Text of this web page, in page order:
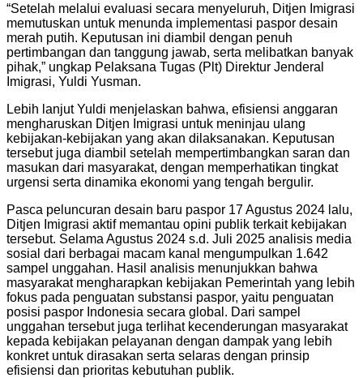
“Setelah melalui evaluasi secara menyeluruh, Ditjen Imigrasi
memutuskan untuk menunda implementasi paspor desain
merah putih. Keputusan ini diambil dengan penuh
pertimbangan dan tanggung jawab, serta melibatkan banyak
pihak,” ungkap Pelaksana Tugas (Plt) Direktur Jenderal
Imigrasi, Yuldi Yusman.
Lebih lanjut Yuldi menjelaskan bahwa, efisiensi anggaran
mengharuskan Ditjen Imigrasi untuk meninjau ulang
kebijakan-kebijakan yang akan dilaksanakan. Keputusan
tersebut juga diambil setelah mempertimbangkan saran dan
masukan dari masyarakat, dengan memperhatikan tingkat
urgensi serta dinamika ekonomi yang tengah bergulir.
Pasca peluncuran desain baru paspor 17 Agustus 2024 lalu,
Ditjen Imigrasi aktif memantau opini publik terkait kebijakan
tersebut. Selama Agustus 2024 s.d. Juli 2025 analisis media
sosial dari berbagai macam kanal mengumpulkan 1.642
sampel unggahan. Hasil analisis menunjukkan bahwa
masyarakat mengharapkan kebijakan Pemerintah yang lebih
fokus pada penguatan substansi paspor, yaitu penguatan
posisi paspor Indonesia secara global. Dari sampel
unggahan tersebut juga terlihat kecenderungan masyarakat
kepada kebijakan pelayanan dengan dampak yang lebih
konkret untuk dirasakan serta selaras dengan prinsip
efisiensi dan prioritas kebutuhan publik.